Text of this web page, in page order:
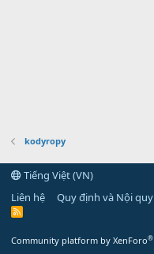
kodyropy
Tiếng Việt (VN)
Liên hệ
Quy định và Nội quy
R
Community platform by XenForo®